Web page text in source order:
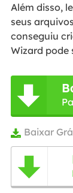
Além disso,
seus
conseguiu
Wizard pode

 Baixar
